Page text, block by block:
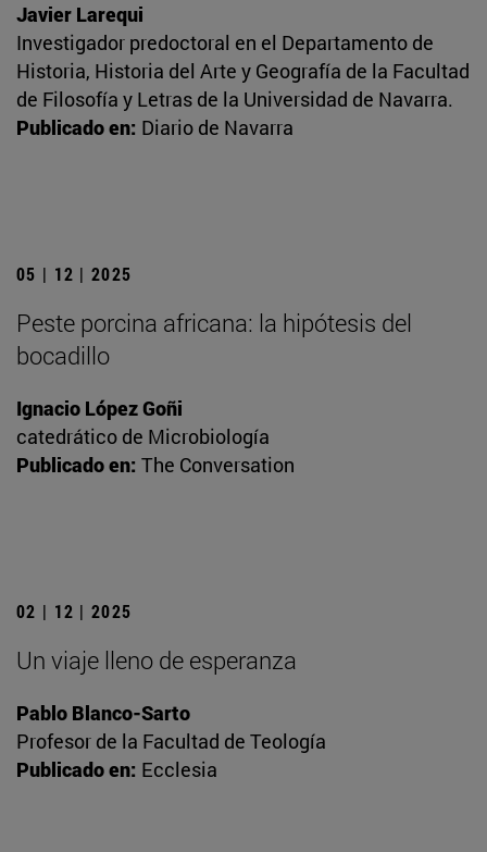
Javier Larequi
Investigador predoctoral en el Departamento de
Historia, Historia del Arte y Geografía de la Facultad
de Filosofía y Letras de la Universidad de Navarra.
Publicado en: Diario de Navarra
05 | 12 | 2025
Peste porcina africana: la hipótesis del
bocadillo
Ignacio López Goñi
catedrático de Microbiología
Publicado en: The Conversation
02 | 12 | 2025
Un viaje lleno de esperanza
Pablo Blanco-Sarto
Profesor de la Facultad de Teología
Publicado en: Ecclesia